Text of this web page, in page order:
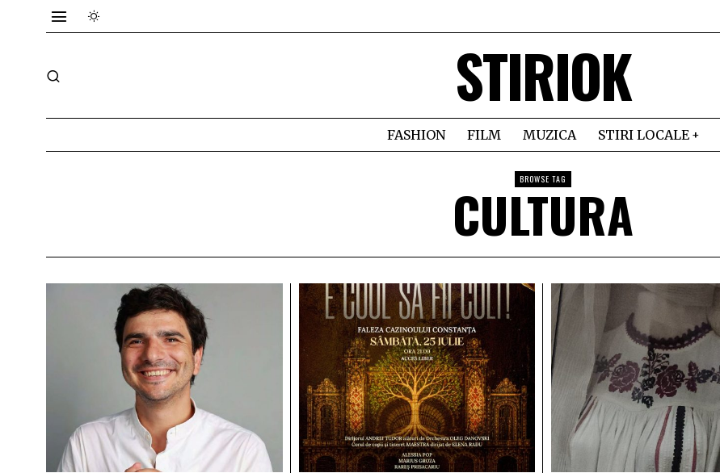
STIRIOK
FASHION FILM MUZICA STIRI LOCALE
BROWSE TAG
CULTURA